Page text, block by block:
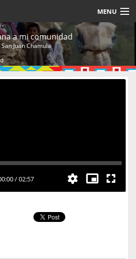
MENU
Cerrar Sesión
a mi comunidad
San Juan Chamula
/02:57